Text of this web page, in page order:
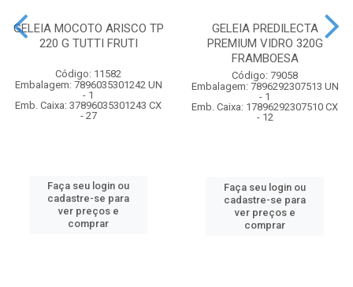
GELEIA MOCOTO ARISCO TP
220 G TUTTI FRUTI
Código: 11582
Embalagem: 7896035301242 UN
- 1
Emb. Caixa: 37896035301243 CX
- 27
Faça seu login ou
cadastre-se para
ver preços e
comprar
GELEIA PREDILECTA
PREMIUM VIDRO 320G
FRAMBOESA
Código: 79058
Embalagem: 7896292307513 UN
- 1
Emb. Caixa: 17896292307510 CX
- 12
Faça seu login ou
cadastre-se para
ver preços e
comprar